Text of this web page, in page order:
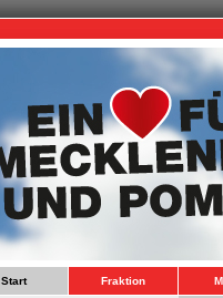
Start Fraktion